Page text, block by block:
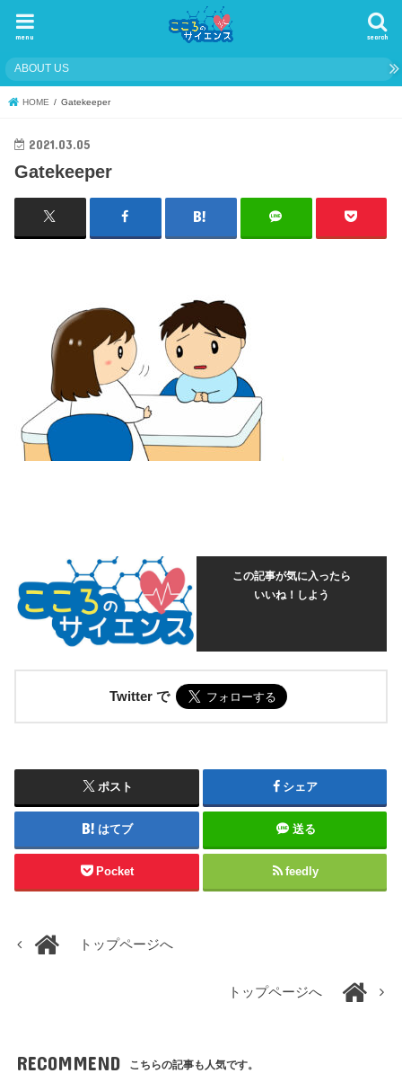
search
menu
ABOUT US
HOME Gatekeeper
2021.03.05
Gatekeeper
この記事が気に入ったら
いいね！しよう
Twitter で
ポスト シェア
はてブ 送る
Pocket feedly
トップページへ
トップページへ
RECOMMEND こちらの記事も人気です。